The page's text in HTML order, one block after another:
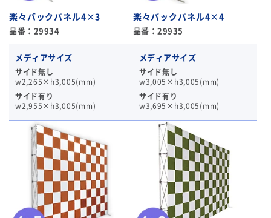
楽々バックパネル4×3
品番：29934
メディアサイズ
サイド無し
w2,265×h3,005(mm)
サイド有り
w2,955×h3,005(mm)
楽々バックパネル4×4
品番：29935
メディアサイズ
サイド無し
w3,005×h3,005(mm)
サイド有り
w3,695×h3,005(mm)